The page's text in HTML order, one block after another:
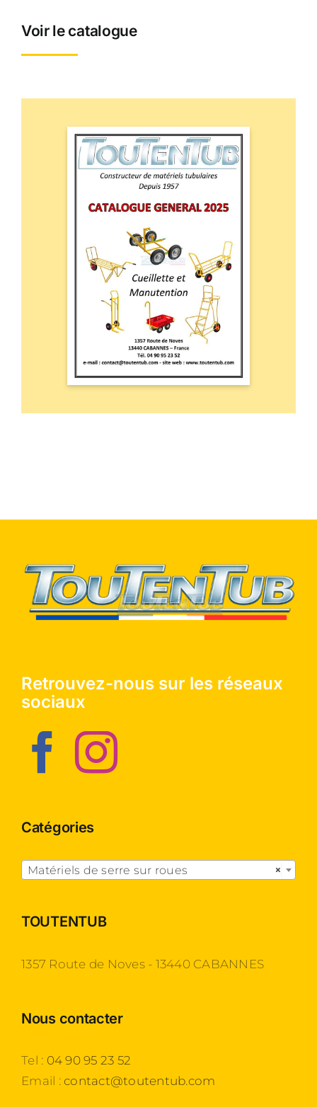
Voir le catalogue
Retrouvez-nous sur les réseaux
sociaux
Catégories
×
Matériels de serre sur roues
TOUTENTUB
1357 Route de Noves - 13440 CABANNES
Nous contacter
Tel : 04 90 95 23 52
Email :contact@toutentub.com